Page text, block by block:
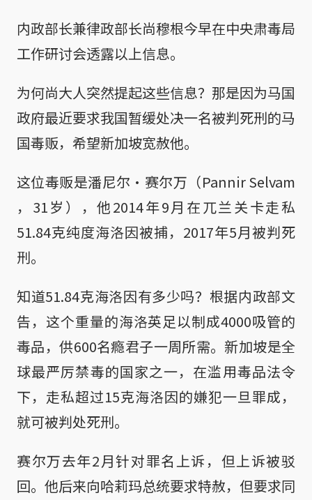
内政部长兼律政部长尚穆根今早在中央肃毒局
工作研讨会透露以上信息。
为何尚大人突然提起这些信息？那是因为马国
政府最近要求我国暂缓处决一名被判死刑的马
国毒贩，希望新加坡宽赦他。
这位毒贩是潘尼尔·赛尔万（Pannir Selvam
，31岁），他2014年9月在兀兰关卡走私
51.84克纯度海洛因被捕，2017年5月被判死
刑。
知道51.84克海洛因有多少吗？根据内政部文
告，这个重量的海洛英足以制成4000吸管的
毒品，供600名瘾君子一周所需。新加坡是全
球最严厉禁毒的国家之一，在滥用毒品法令
下，走私超过15克海洛因的嫌犯一旦罪成，
就可被判处死刑。
赛尔万去年2月针对罪名上诉，但上诉被驳
回。他后来向哈莉玛总统要求特赦，但要求同